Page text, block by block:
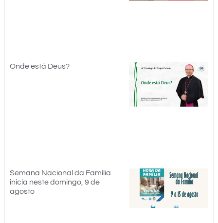
Onde está Deus?
Semana Nacional da Família
inicia neste domingo, 9 de
agosto